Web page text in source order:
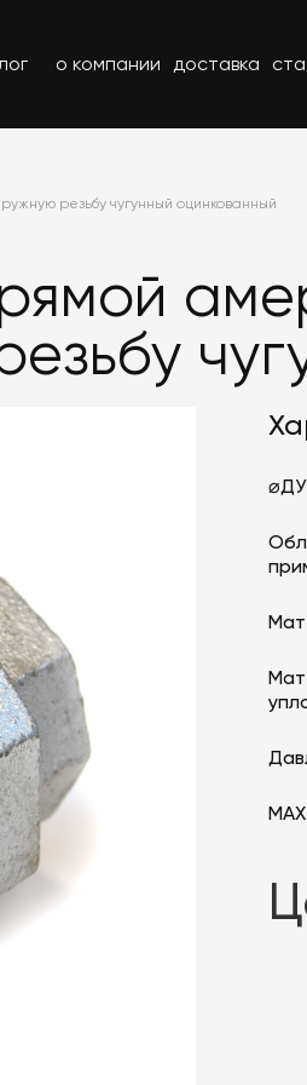
о компании доставка
резьбу чугунный оцинкованный
⌀ДУ